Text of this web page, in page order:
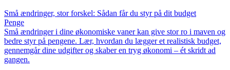
Små ændringer, stor forskel: Sådan får du styr på dit budget
Penge
Små ændringer i dine økonomiske vaner kan give stor ro i maven og
bedre styr på pengene. Lær, hvordan du lægger et realistisk budget,
gennemgår dine udgifter og skaber en tryg økonomi – ét skridt ad
gangen.